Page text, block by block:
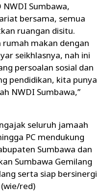
Sumbawa,
bersama, semua
ruangan disitu.
rumah makan dengan
seikhlasnya, nah ini
persoalan sosial dan
pendidikan, kita punya
NWDI Sumbawa,”
seluruh jamaah
PC mendukung
Sumbawa dan
Sumbawa Gemilang
serta siap bersinergi
red)